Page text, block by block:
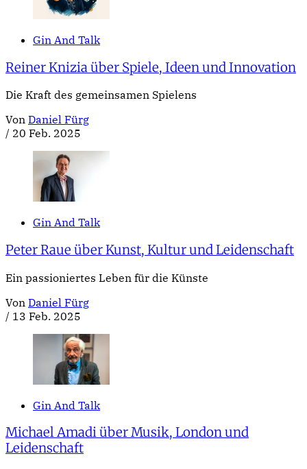
Gin And Talk
Reiner Knizia über Spiele, Ideen und Innovation
Die Kraft des gemeinsamen Spielens
Von Daniel Fürg
/ 20 Feb. 2025
Gin And Talk
Peter Raue über Kunst, Kultur und Leidenschaft
Ein passioniertes Leben für die Künste
Von Daniel Fürg
/ 13 Feb. 2025
Gin And Talk
Michael Amadi über Musik, London und
Leidenschaft